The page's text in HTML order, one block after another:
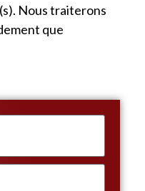
Nous traiterons
que